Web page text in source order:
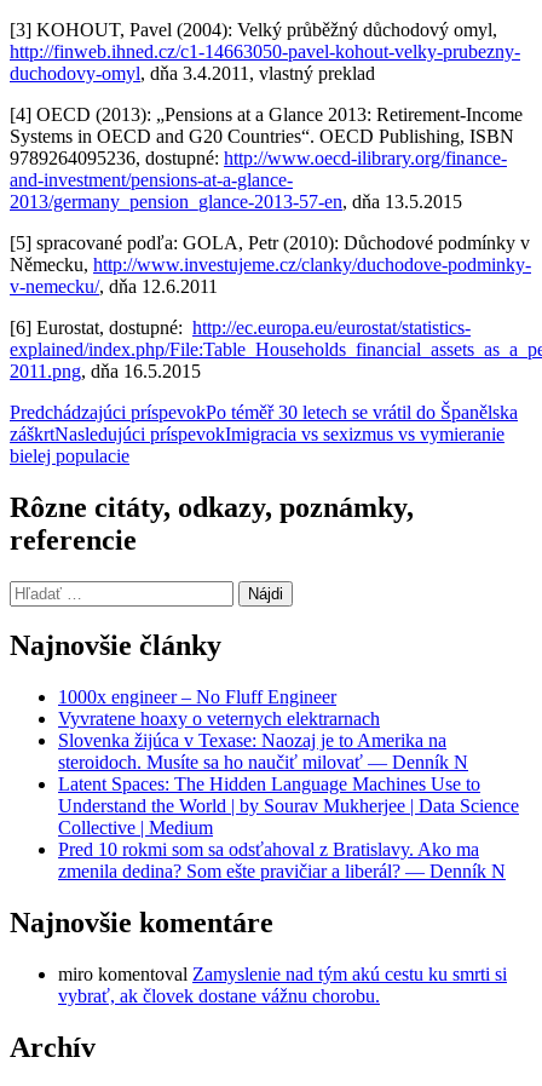
[3] KOHOUT, Pavel (2004): Velký průběžný důchodový omyl,
http://finweb.ihned.cz/c1-14663050-pavel-kohout-velky-prubezny-
duchodovy-omyl, dňa 3.4.2011, vlastný preklad
[4] OECD (2013): „Pensions at a Glance 2013: Retirement-Income
Systems in OECD and G20 Countries“. OECD Publishing, ISBN
9789264095236, dostupné: http://www.oecd-ilibrary.org/finance-
and-investment/pensions-at-a-glance-
2013/germany_pension_glance-2013-57-en, dňa 13.5.2015
[5] spracované podľa: GOLA, Petr (2010): Důchodové podmínky v
Německu, http://www.investujeme.cz/clanky/duchodove-podminky-
v-nemecku/, dňa 12.6.2011
[6] Eurostat, dostupné: http://ec.europa.eu/eurostat/statistics-
explained/index.php/
2011.png, dňa 16.5.2015
Navigácia
článkami
Predchádzajúci príspevokPo téměř 30 letech se vrátil do Španělska
záškrtNasledujúci príspevokImigracia vs sexizmus vs vymieranie
bielej populacie
Rôzne citáty, odkazy, poznámky,
referencie
Hľadať:
Najnovšie články
1000x engineer – No Fluff Engineer
Vyvratene hoaxy o veternych elektrarnach
Slovenka žijúca v Texase: Naozaj je to Amerika na
steroidoch. Musíte sa ho naučiť milovať — Denník N
Latent Spaces: The Hidden Language Machines Use to
Understand the World | by Sourav Mukherjee | Data Science
Collective | Medium
Pred 10 rokmi som sa odsťahoval z Bratislavy. Ako ma
zmenila dedina? Som ešte pravičiar a liberál? — Denník N
Najnovšie komentáre
miro komentoval Zamyslenie nad tým akú cestu ku smrti si
vybrať, ak človek dostane vážnu chorobu.
Archív